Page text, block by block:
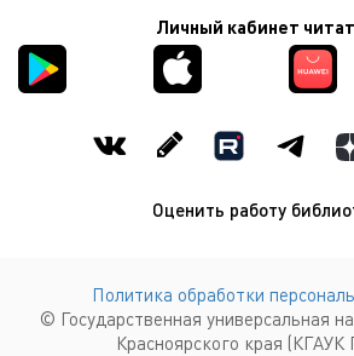
Личный кабинет
Оценить работу
Политика обработки
© Государственная универсальная
Красноярского края